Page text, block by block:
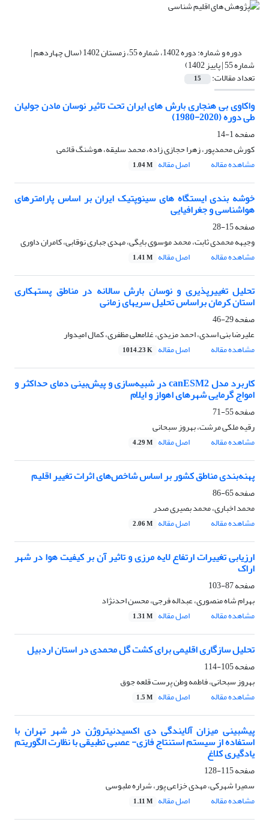
دوره و شماره: دوره 1402، شماره 55، زمستان 1402 (سال چهاردهم |
شماره 55 | پاییز 1402)
تعداد مقالات: 15
واکاوی بی هنجاری بارش های ایران تحت تاثیر نوسان مادن جولیان
طی دوره (2020-1980)
صفحه1-14
کورش محمدپور، زهرا حجازی زاده، محمد سلیقه، هوشنگ قائمی
مشاهده مقاله
اصل مقاله 1.04 M
خوشه‏ بندی ایستگاه‏ های سینوپتیک ایران بر اساس پارامترهای
هواشناسی و جغرافیایی
صفحه15-28
وجیهه محمدی ثابت، محمد موسوی بایگی، مهدی جباری نوقابی، کامران داوری
مشاهده مقاله
اصل مقاله 1.41 M
تحلیل تغییرپذیری و نوسان بارش سالانه در مناطق پستهکاری
استان کرمان براساس تحلیل سریهای زمانی
صفحه29-46
علیرضا بنی اسدی، احمد مزیدی، غلامعلی مظفری، کمال امیدوار
مشاهده مقاله
اصل مقاله 1014.23 K
کاربرد مدل canESM2 در شبیه‌سازی و پیش‌بینی دمای حداکثر و
امواج گرمایی شهرهای اهواز و ایلام
صفحه55-71
رقیه ملکی مرشت، بهروز سبحانی
مشاهده مقاله
اصل مقاله 4.29 M
پهنه‌بندی مناطق کشور بر اساس شاخص‌های اثرات تغییر اقلیم
صفحه65-86
محمد اخباری، محمد بصیری صدر
مشاهده مقاله
اصل مقاله 2.06 M
ارزیابی تغییرات ارتفاع لایه مرزی و تاثیر آن بر کیفیت هوا در شهر
اراک
صفحه87-103
بهرام شاه منصوری، عبداله فرجی، محسن احدنژاد
مشاهده مقاله
اصل مقاله 1.31 M
تحلیل سازگاری اقلیمی برای کشت گل محمدی در استان اردبیل
صفحه105-114
بهروز سبحانی، فاطمه وطن پرست قلعه جوق
مشاهده مقاله
اصل مقاله 1.5 M
پیشبینی میزان آلایندگی دی اکسیدنیتروژن در شهر تهران با
استفاده از سیستم استنتاج فازی- عصبی تطبیقی با نظارت الگوریتم
یادگیری کلاغ
صفحه115-128
سمیرا شهرکی، مهدی خزاعی پور، شراره ملبوسی
مشاهده مقاله
اصل مقاله 1.11 M